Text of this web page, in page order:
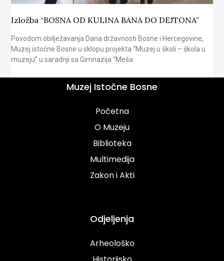
Izložba “BOSNA OD KULINA BANA DO DEJTONA”
Povodom obilježavanja Dana državnosti Bosne i Hercegovine,
Muzej istočne Bosne u sklopu projekta “Muzej u školi – škola u
muzeju” u saradnji sa Gimnazija “Meša
Muzej Istočne Bosne
Početna
O Muzeju
Biblioteka
Multimedija
Zakon i Akti
Odjeljenja
Arheološko